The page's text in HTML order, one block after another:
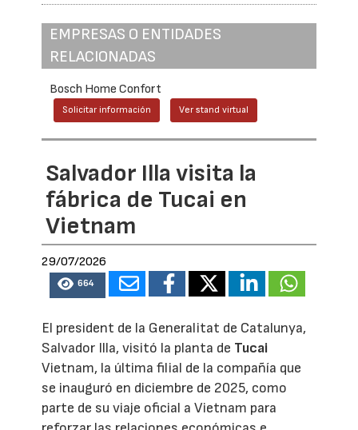
EMPRESAS O ENTIDADES
RELACIONADAS
Bosch Home Confort
Solicitar información Ver stand virtual
Salvador Illa visita la
fábrica de Tucai en
Vietnam
29/07/2026
664
El president de la Generalitat de Catalunya,
Salvador Illa, visitó la planta de Tucai
Vietnam, la última filial de la compañía que
se inauguró en diciembre de 2025, como
parte de su viaje oficial a Vietnam para